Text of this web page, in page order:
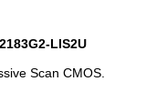
LIS2U
Scan CMOS.